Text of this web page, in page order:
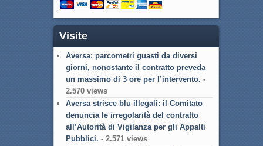
Visite
Aversa: parcometri guasti da diversi
giorni, nonostante il contratto preveda
un massimo di 3 ore per l’intervento. -
2.570 views
Aversa strisce blu illegali: il Comitato
denuncia le irregolarità del contratto
all’Autorità di Vigilanza per gli Appalti
Pubblici. - 2.571 views